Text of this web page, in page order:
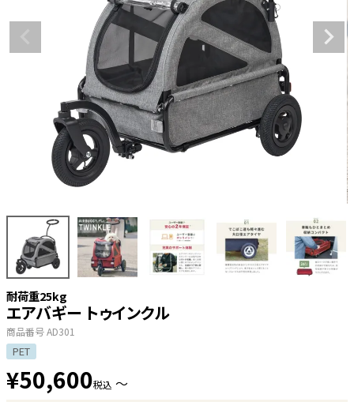
耐荷重25kg
エアバギー トゥインクル
商品番号AD301
PET
¥50,600税込 〜